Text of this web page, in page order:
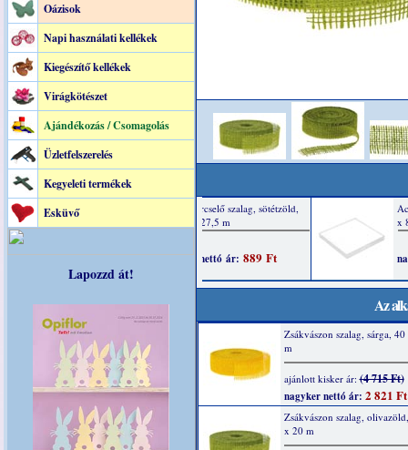
Oázisok
Napi használati kellékek
Kiegészítő kellékek
Virágkötészet
Ajándékozás / Csomagolás
Üzletfelszerelés
Kegyeleti termékek
Esküvő
Lapozzd át!
Az
Zsákvászon szalag, sárga,
m
ajánlott kisker ár:(4 715 Ft)
nagyker nettó ár: 2 821 Ft
Zsákvászon szalag,
x 20 m